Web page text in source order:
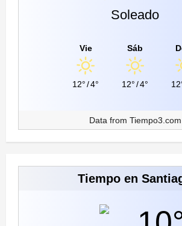
Soleado
Vie
12°/4°
Sáb
12°/4°
Data from Tiempo3.com
Tiempo en